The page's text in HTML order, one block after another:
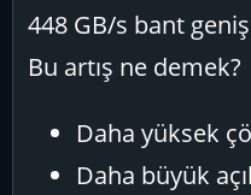
448 GB/s bant
Bu artış ne demek?
Daha yüksek
Daha büyük